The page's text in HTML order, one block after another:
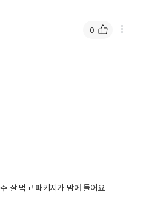
잘 먹고 패키지가 맘에 들어요
0